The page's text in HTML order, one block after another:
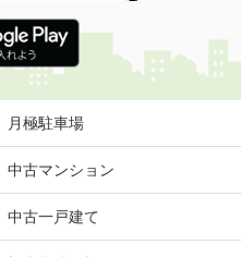
月極駐車場
中古マンション
中古一戸建て